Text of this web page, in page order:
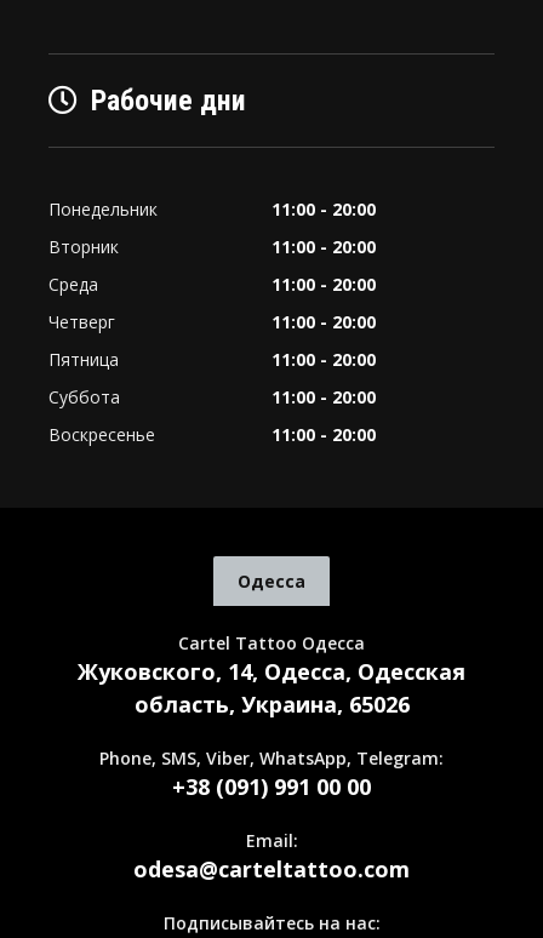
Рабочие дни
Понедельник
11:00 - 20:00
Вторник
11:00 - 20:00
Среда
11:00 - 20:00
Четверг
11:00 - 20:00
Пятница
11:00 - 20:00
Суббота
11:00 - 20:00
Воскресенье
11:00 - 20:00
Одесса
Cartel Tattoo Одесса
Жуковского, 14, Одесса, Одесская
область, Украина, 65026
Phone, SMS, Viber, WhatsApp, Telegram:
+38 (091) 991 00 00
Email:
odesa@carteltattoo.com
Подписывайтесь на нас: